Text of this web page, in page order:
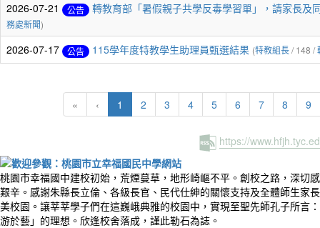
2026-07-21 公告 轉教育部「暑假親子共學反毒學習單」，請家長及
務處新聞)
2026-07-17 公告 115學年度特教學生助理員甄選結果 (特教組長/ 148 /
« ‹ 1 (current)
2 3 4 5 6 7 8 9
https://
桃園市幸福國中建校初始，荒煙蔓草，地形崎嶇不平。創校之路，深切
艱辛。感謝朱縣長立倫、各級長官、民代仕紳的關懷支持及全體師生家
美校園。讓莘莘學子們在這巍峨典雅的校園中，實現至聖先師孔子所言
游於藝」的理想。欣逢校舍落成，謹此勒石為誌。